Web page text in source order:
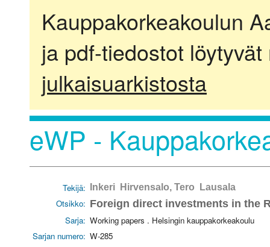
Kauppakorkeakoulun
ja pdf-tiedostot
julkaisuarkistosta
eWP -
Tekijä: Inkeri Hirvensalo, Tero Lausala
Otsikko: Foreign direct investments in the
Sarja: Working papers . Helsingin kauppakorkeakoulu
Sarjan numero: W-285